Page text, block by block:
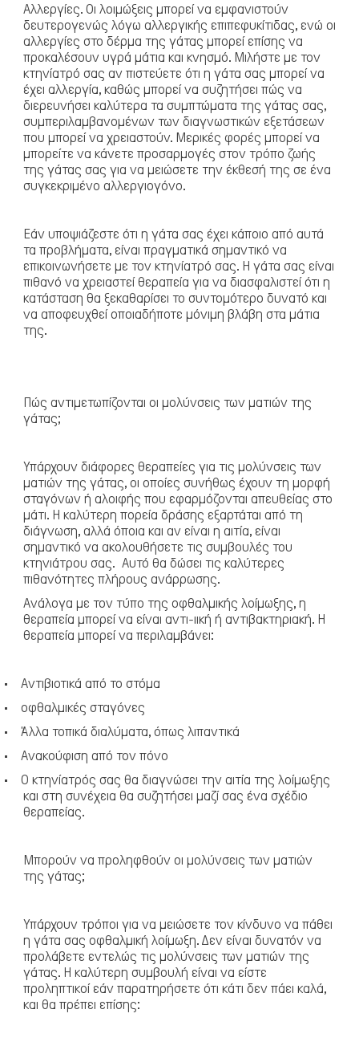
Ψάρια/Ερπετά
Αλλεργίες. Οι λοιμώξεις μπορεί να εμφανιστούν
δευτερογενώς λόγω αλλεργικής επιπεφυκίτιδας, ενώ οι
αλλεργίες στο δέρμα της γάτας μπορεί επίσης να
προκαλέσουν υγρά μάτια και κνησμό. Μιλήστε με τον
κτηνίατρό σας αν πιστεύετε ότι η γάτα σας μπορεί να
έχει αλλεργία, καθώς μπορεί να συζητήσει πώς να
διερευνήσει καλύτερα τα συμπτώματα της γάτας σας,
συμπεριλαμβανομένων των διαγνωστικών εξετάσεων
που μπορεί να χρειαστούν. Μερικές φορές μπορεί να
μπορείτε να κάνετε προσαρμογές στον τρόπο ζωής
της γάτας σας για να μειώσετε την έκθεσή της σε ένα
συγκεκριμένο αλλεργιογόνο.
Εάν υποψιάζεστε ότι η γάτα σας έχει κάποιο από αυτά
τα προβλήματα, είναι πραγματικά σημαντικό να
επικοινωνήσετε με τον κτηνίατρό σας. Η γάτα σας είναι
πιθανό να χρειαστεί θεραπεία για να διασφαλιστεί ότι η
κατάσταση θα ξεκαθαρίσει το συντομότερο δυνατό και
να αποφευχθεί οποιαδήποτε μόνιμη βλάβη στα μάτια
της.
Πώς αντιμετωπίζονται οι μολύνσεις των ματιών της
γάτας;
Υπάρχουν διάφορες θεραπείες για τις μολύνσεις των
ματιών της γάτας, οι οποίες συνήθως έχουν τη μορφή
σταγόνων ή αλοιφής που εφαρμόζονται απευθείας στο
μάτι. Η καλύτερη πορεία δράσης εξαρτάται από τη
διάγνωση, αλλά όποια και αν είναι η αιτία, είναι
σημαντικό να ακολουθήσετε τις συμβουλές του
κτηνιάτρου σας. Αυτό θα δώσει τις καλύτερες
πιθανότητες πλήρους ανάρρωσης.
Ανάλογα με τον τύπο της οφθαλμικής λοίμωξης, η
θεραπεία μπορεί να είναι αντι-ιική ή αντιβακτηριακή. Η
θεραπεία μπορεί να περιλαμβάνει:
·
Αντιβιοτικά από το στόμα
·
οφθαλμικές σταγόνες
·
Άλλα τοπικά διαλύματα, όπως λιπαντικά
·
Ανακούφιση από τον πόνο
·
Ο κτηνίατρός σας θα διαγνώσει την αιτία της λοίμωξης
και στη συνέχεια θα συζητήσει μαζί σας ένα σχέδιο
θεραπείας.
Μπορούν να προληφθούν οι μολύνσεις των ματιών
της γάτας;
Υπάρχουν τρόποι για να μειώσετε τον κίνδυνο να πάθει
η γάτα σας οφθαλμική λοίμωξη. Δεν είναι δυνατόν να
προλάβετε εντελώς τις μολύνσεις των ματιών της
γάτας. Η καλύτερη συμβουλή είναι να είστε
προληπτικοί εάν παρατηρήσετε ότι κάτι δεν πάει καλά,
και θα πρέπει επίσης: